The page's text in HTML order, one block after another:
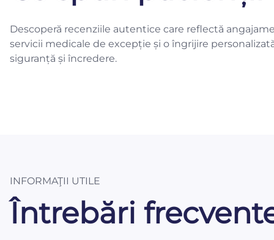
Descoperă recenziile autentice care reflectă
servicii medicale de excepție și o îngrijire
siguranță și încredere.
INFORMAŢII UTILE
Întrebări